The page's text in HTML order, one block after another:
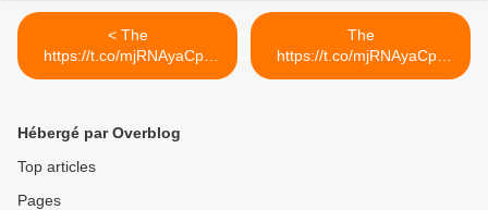
< The
https://t.co/mjRNAyaCph
Daily est en ligne!...
The
https://t.co/mjRNAyaCph
Daily est en ligne!... >
Hébergé par Overblog
Top articles
Pages